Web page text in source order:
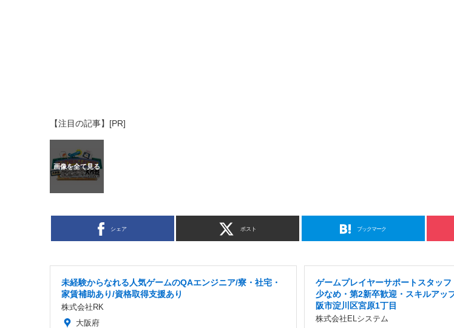
【注目の記事】[PR]
シェア ポスト ブックマーク
未経験からなれる人気ゲームのQAエンジニア/寮・社宅・
家賃補助あり/資格取得支援あり
株式会社RK
大阪府
ゲームプレイヤーサポートスタッ
少なめ・第2新卒歓迎・スキルアッ
阪市淀川区宮原1丁目
株式会社ELシステム